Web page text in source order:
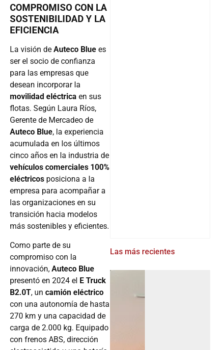
COMPROMISO CON LA
SOSTENIBILIDAD Y LA
EFICIENCIA
La visión de Auteco Blue es
ser el socio de confianza
para las empresas que
desean incorporar la
movilidad eléctrica en sus
flotas. Según Laura Ríos,
Gerente de Mercadeo de
Auteco Blue, la experiencia
acumulada en los últimos
cinco años en la industria de
vehículos comerciales 100%
eléctricos posiciona a la
empresa para acompañar a
las organizaciones en su
transición hacia modelos
más sostenibles y eficientes.
Como parte de su
compromiso con la
innovación, Auteco Blue
presentó en 2024 el E Truck
B2.0T, un camión eléctrico
con una autonomía de hasta
270 km y una capacidad de
carga de 2.000 kg. Equipado
con frenos ABS, dirección
Las más recientes